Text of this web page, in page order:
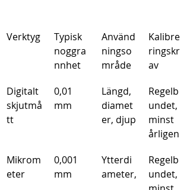
Verktyg
Typisk
noggra
nnhet
Använd
ningso
mråde
Kalibre
ringskr
av
Digitalt
skjutmå
tt
0,01
mm
Längd,
diamet
er, djup
Regelb
undet,
minst
årligen
Mikrom
eter
0,001
mm
Ytterdi
ameter,
Regelb
undet,